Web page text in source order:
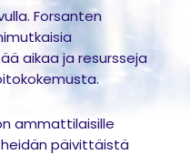
Forsanten
aikaa ja resursseja
ammattilaisille
päivittäistä